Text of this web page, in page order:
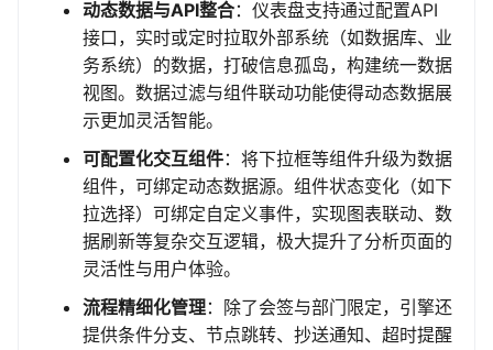
动态数据与API整合：仪表盘支持通过配置API
接口，实时或定时拉取外部系统（如数据库、业
务系统）的数据，打破信息孤岛，构建统一数据
视图。数据过滤与组件联动功能使得动态数据展
示更加灵活智能。
可配置化交互组件：将下拉框等组件升级为数据
组件，可绑定动态数据源。组件状态变化（如下
拉选择）可绑定自定义事件，实现图表联动、数
据刷新等复杂交互逻辑，极大提升了分析页面的
灵活性与用户体验。
流程精细化管理：除了会签与部门限定，引擎还
提供条件分支、节点跳转、抄送通知、超时提醒